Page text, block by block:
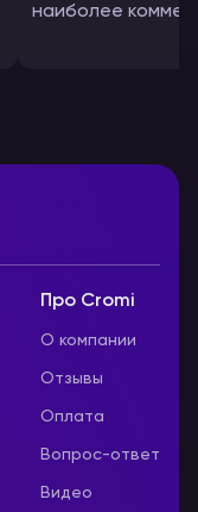
наиболее
Про Cromi
О компании
Отзывы
Оплата
Вопрос-ответ
Видео